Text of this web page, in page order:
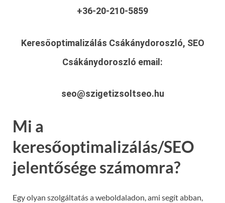
+36-20-210-5859
Keresőoptimalizálás Csákánydoroszló, SEO
Csákánydoroszló email:
seo@szigetizsoltseo.hu
Mi a
keresőoptimalizálás/SEO
jelentősége számomra?
Egy olyan szolgáltatás a weboldaladon, ami segít abban,